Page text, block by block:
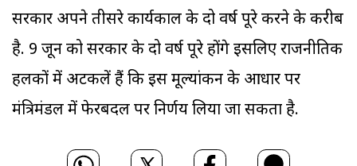
सरकार अपने तीसरे कार्यकाल के दो वर्ष पूरे करने के करीब
है. 9 जून को सरकार के दो वर्ष पूरे होंगे इसलिए राजनीतिक
हलकों में अटकलें हैं कि इस मूल्यांकन के आधार पर
मंत्रिमंडल में फेरबदल पर निर्णय लिया जा सकता है.